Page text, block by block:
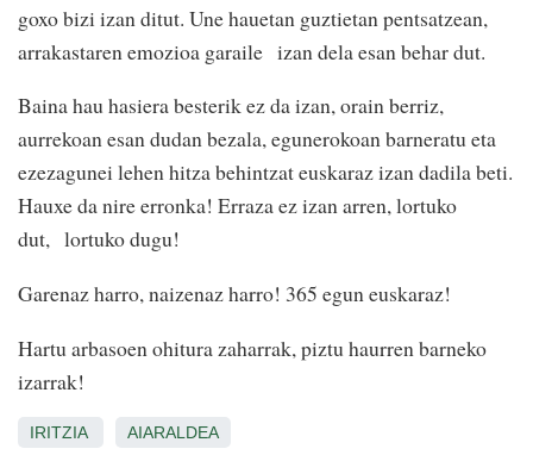
goxo bizi izan ditut. Une hauetan guztietan pentsatzean,
arrakastaren emozioa garaile izan dela esan behar dut.
Baina hau hasiera besterik ez da izan, orain berriz,
aurrekoan esan dudan bezala, egunerokoan barneratu eta
ezezagunei lehen hitza behintzat euskaraz izan dadila beti.
Hauxe da nire erronka! Erraza ez izan arren, lortuko
dut, lortuko dugu!
Garenaz harro, naizenaz harro! 365 egun euskaraz!
Hartu arbasoen ohitura zaharrak, piztu haurren barneko
izarrak!
IRITZIA AIARALDEA